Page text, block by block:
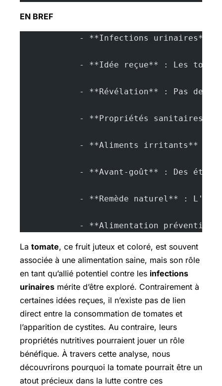
EN BREF
- **Infections urinaires**
- **Idée reçue** : Les
- **Révélation** : Pas de
- **Propriétés sanitaires**
- **Aliments irritants** :
- **Avant-goût** : Des
- **Remède naturel** :
- **Alimentation
La tomate, ce fruit juteux et coloré, est souvent
associée à une alimentation saine, mais son rôle
en tant qu’allié potentiel contre les infections
urinaires mérite d’être exploré. Contrairement à
certaines idées reçues, il n’existe pas de lien
direct entre la consommation de tomates et
l’apparition de cystites. Au contraire, leurs
propriétés nutritives pourraient jouer un rôle
bénéfique. À travers cette analyse, nous
découvrirons pourquoi la tomate pourrait être un
atout précieux dans la lutte contre ces